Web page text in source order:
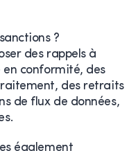
?
des rappels à
en conformité, des
des retraits
de flux de données,
également